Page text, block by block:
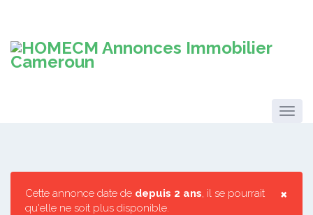
×
Cette annonce date de depuis 2 ans, il se pourrait
qu'elle ne soit plus disponible.